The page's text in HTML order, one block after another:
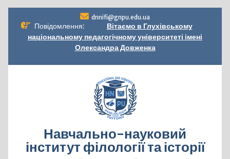
до
вмісту
dnnifi@gnpu.edu.ua
Повідомлення:
Вітаємо в Глухівському
національному педагогічному університеті імені
Олександра Довженка
Навчально-науковий
інститут філології та історії